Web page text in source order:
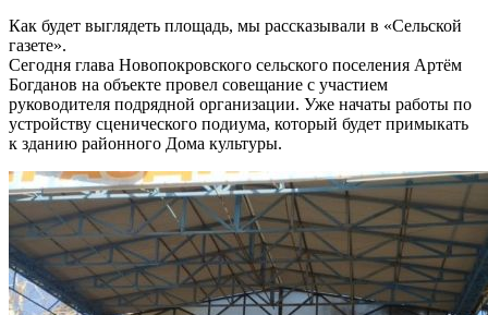
Как будет выглядеть площадь, мы рассказывали в «Сельской
газете».
Сегодня глава Новопокровского сельского поселения Артём
Богданов на объекте провел совещание с участием
руководителя подрядной организации. Уже начаты работы по
устройству сценического подиума, который будет примыкать
к зданию районного Дома культуры.